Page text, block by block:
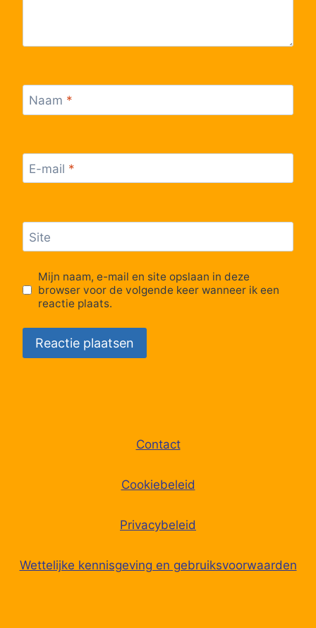
Naam *
E-mail *
Site
Mijn naam, e-mail en site opslaan in deze
browser voor de volgende keer wanneer ik een
reactie plaats.
Contact
Cookiebeleid
Privacybeleid
Wettelijke kennisgeving en gebruiksvoorwaarden